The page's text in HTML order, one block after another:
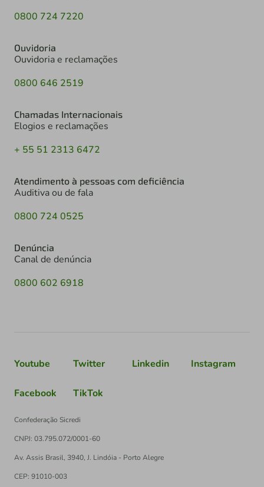
0800 724 7220
Ouvidoria
Ouvidoria e reclamações
0800 646 2519
Chamadas Internacionais
Elogios e reclamações
+ 55 51 2313 6472
Atendimento à pessoas com deficiência
Auditiva ou de fala
0800 724 0525
Denúncia
Canal de denúncia
0800 602 6918
Youtube Twitter Linkedin Instagram
Facebook TikTok
Confederação Sicredi
CNPJ: 03.795.072/0001-60
Av. Assis Brasil, 3940, J. Lindóia - Porto Alegre
CEP: 91010-003